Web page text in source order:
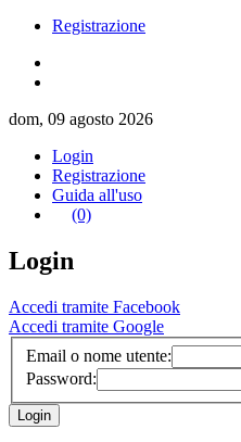
Registrazione
dom, 09 agosto 2026
Login
Registrazione
Guida all'uso
(0)
Login
Accedi tramite Facebook
Accedi tramite Google
Email o nome utente:
Password: